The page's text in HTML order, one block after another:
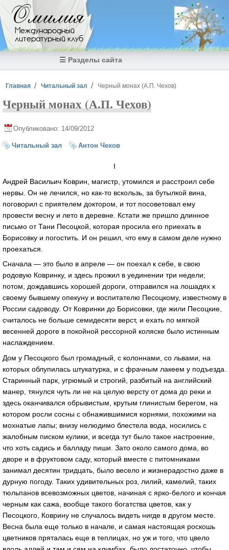
Перейти к основному содержанию
Омилия
Международный
литературный клуб
☰ Разделы сайта
Вы здесь
Главная Читальный зал Черный монах (А.П. Чехов)
Черный монах (А.П. Чехов)
Опубликовано: 14/09/2012
Читальный зал Антон Чехов
I
Андрей Васильич Коврин, магистр, утомился и расстроил себе
нервы. Он не лечился, но как-то вскользь, за бутылкой вина,
поговорил с приятелем доктором, и тот посоветовал ему
провести весну и лето в деревне. Кстати же пришло длинное
письмо от Тани Песоцкой, которая просила его приехать в
Борисовку и погостить. И он решил, что ему в самом деле нужно
проехаться.
Сначала — это было в апреле — он поехал к себе, в свою
родовую Ковринку, и здесь прожил в уединении три недели;
потом, дождавшись хорошей дороги, отправился на лошадях к
своему бывшему опекуну и воспитателю Песоцкому, известному в
России садоводу. От Ковринки до Борисовки, где жили Песоцкие,
считалось не больше семидесяти верст, и ехать по мягкой
весенней дороге в покойной рессорной коляске было истинным
наслаждением.
Дом у Песоцкого был громадный, с колоннами, со львами, на
которых облупилась штукатурка, и с фрачным лакеем у подъезда.
Старинный парк, угрюмый и строгий, разбитый на английский
манер, тянулся чуть ли не на целую версту от дома до реки и
здесь оканчивался обрывистым, крутым глинистым берегом, на
котором росли сосны с обнажившимися корнями, похожими на
мохнатые лапы; внизу нелюдимо блестела вода, носились с
жалобным писком кулики, и всегда тут было такое настроение,
что хоть садись и балладу пиши. Зато около самого дома, во
дворе и в фруктовом саду, который вместе с питомниками
занимал десятин тридцать, было весело и жизнерадостно даже в
дурную погоду. Таких удивительных роз, лилий, камелий, таких
тюльпанов всевозможных цветов, начиная с ярко-белого и кончая
черным как сажа, вообще такого богатства цветов, как у
Песоцкого, Коврину не случалось видеть нигде в другом месте.
Весна была еще только в начале, и самая настоящая роскошь
цветников пряталась еще в теплицах, но уж и того, что цвело